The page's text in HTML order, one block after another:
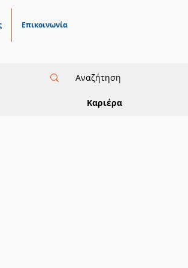
Επικοινωνία
Καριέρα